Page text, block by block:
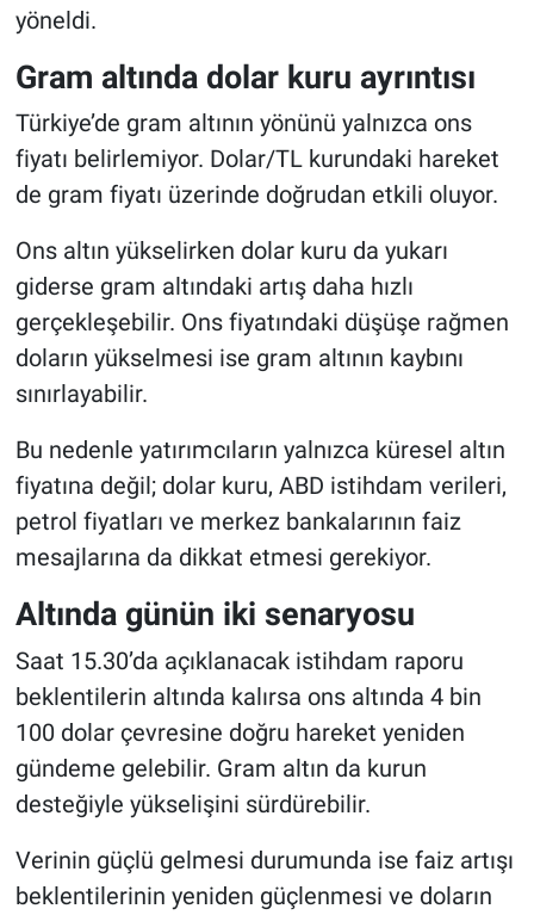
yöneldi.
Gram altında dolar kuru ayrıntısı
Türkiye’de gram altının yönünü yalnızca ons
fiyatı belirlemiyor. Dolar/TL kurundaki hareket
de gram fiyatı üzerinde doğrudan etkili oluyor.
Ons altın yükselirken dolar kuru da yukarı
giderse gram altındaki artış daha hızlı
gerçekleşebilir. Ons fiyatındaki düşüşe rağmen
doların yükselmesi ise gram altının kaybını
sınırlayabilir.
Bu nedenle yatırımcıların yalnızca küresel altın
fiyatına değil; dolar kuru, ABD istihdam verileri,
petrol fiyatları ve merkez bankalarının faiz
mesajlarına da dikkat etmesi gerekiyor.
Altında günün iki senaryosu
Saat 15.30’da açıklanacak istihdam raporu
beklentilerin altında kalırsa ons altında 4 bin
100 dolar çevresine doğru hareket yeniden
gündeme gelebilir. Gram altın da kurun
desteğiyle yükselişini sürdürebilir.
Verinin güçlü gelmesi durumunda ise faiz artışı
beklentilerinin yeniden güçlenmesi ve doların